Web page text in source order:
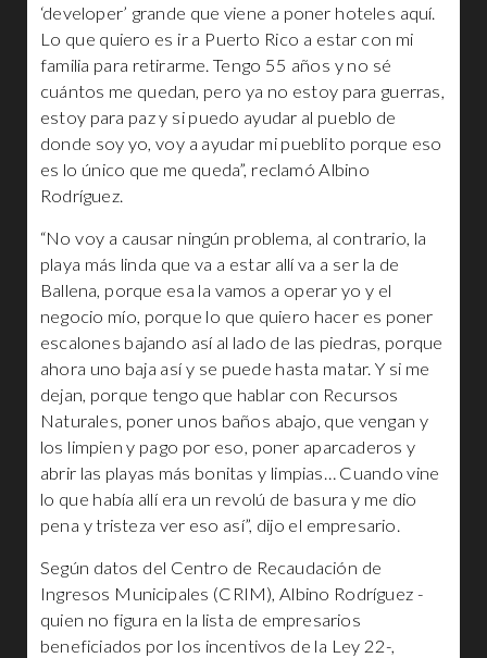
‘developer’ grande que viene a poner hoteles aquí.
Lo que quiero es ir a Puerto Rico a estar con mi
familia para retirarme. Tengo 55 años y no sé
cuántos me quedan, pero ya no estoy para guerras,
estoy para paz y si puedo ayudar al pueblo de
donde soy yo, voy a ayudar mi pueblito porque eso
es lo único que me queda”, reclamó Albino
Rodríguez.
“No voy a causar ningún problema, al contrario, la
playa más linda que va a estar allí va a ser la de
Ballena, porque esa la vamos a operar yo y el
negocio mío, porque lo que quiero hacer es poner
escalones bajando así al lado de las piedras, porque
ahora uno baja así y se puede hasta matar. Y si me
dejan, porque tengo que hablar con Recursos
Naturales, poner unos baños abajo, que vengan y
los limpien y pago por eso, poner aparcaderos y
abrir las playas más bonitas y limpias… Cuando vine
lo que había allí era un revolú de basura y me dio
pena y tristeza ver eso así”, dijo el empresario.
Según datos del Centro de Recaudación de
Ingresos Municipales (CRIM), Albino Rodríguez -
quien no figura en la lista de empresarios
beneficiados por los incentivos de la Ley 22-,